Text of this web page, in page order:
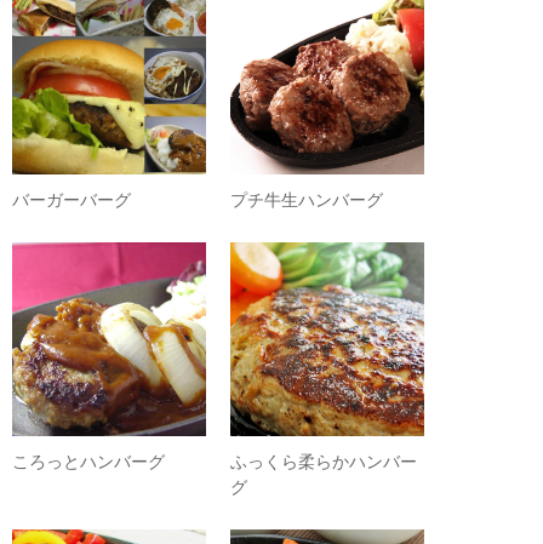
バーガーバーグ プチ牛生ハンバーグ
ころっとハンバーグ
ふっくら柔らかハンバー
グ